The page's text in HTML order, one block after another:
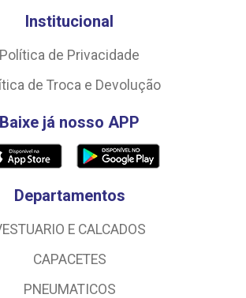
Institucional
Política de Privacidade
de Troca e Devolução
Baixe já nosso APP
Departamentos
E CALCADOS
CAPACETES
PNEUMATICOS